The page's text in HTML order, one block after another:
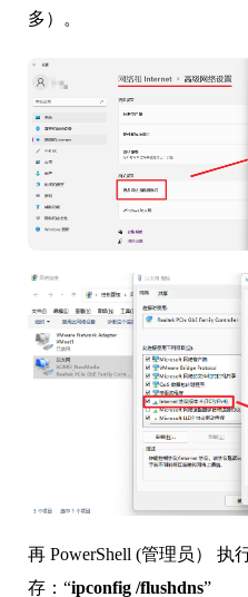
多）。
再 PowerShell (管理员） 执
存：“ipconfig /flushdns”